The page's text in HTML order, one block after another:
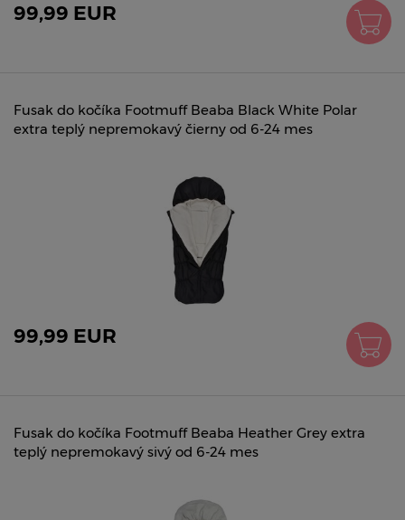
99,99 EUR
Fusak do kočíka Footmuff Beaba Black White Polar
extra teplý nepremokavý čierny od 6-24 mes
99,99 EUR
Fusak do kočíka Footmuff Beaba Heather Grey extra
teplý nepremokavý sivý od 6-24 mes